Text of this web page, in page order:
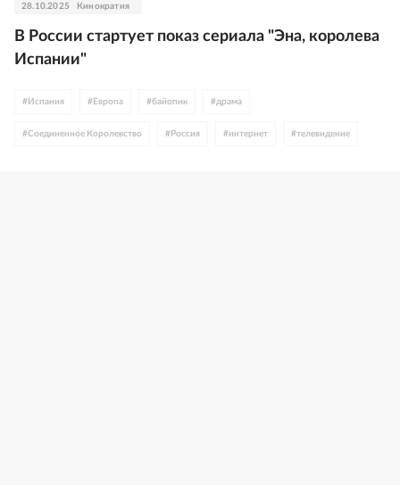
28.10.2025 Кинократия
В России стартует показ сериала "Эна, королева
Испании"
# Испания # Европа #байопик #драма
#Соединенное Королевство # Россия #интернет #телевидение